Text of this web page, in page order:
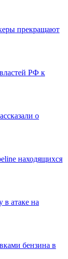
прекращают
РФ к
о
находящихся
атаке на
бензина в